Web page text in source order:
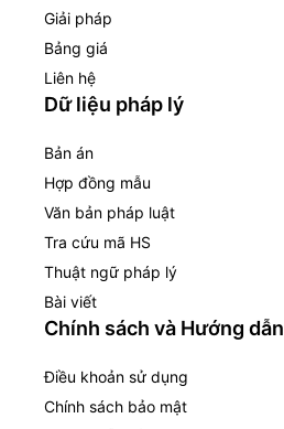
Giải pháp
Bảng giá
Liên hệ
Dữ liệu pháp lý
Bản án
Hợp đồng mẫu
Văn bản pháp luật
Tra cứu mã HS
Thuật ngữ pháp lý
Bài viết
Chính sách và Hướng dẫn
Điều khoản sử dụng
Chính sách bảo mật